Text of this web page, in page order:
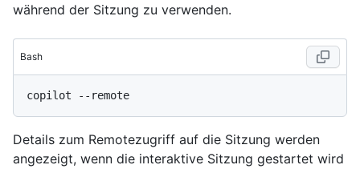
während der Sitzung zu verwenden.
Bash
Details zum Remotezugriff auf die Sitzung werden
angezeigt, wenn die interaktive Sitzung gestartet wird